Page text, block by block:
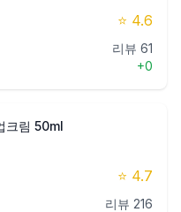
⭐ 4.6
리뷰 61
+0
크림 50ml
⭐ 4.7
리뷰 216